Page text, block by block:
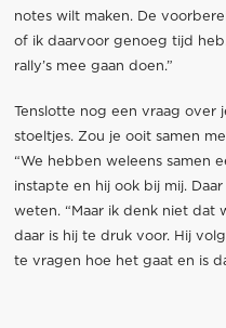
notes wilt maken. De
of ik daarvoor genoeg tijd
rally’s mee gaan doen.”
Tenslotte nog een vraag
stoeltjes. Zou je ooit samen
“We hebben weleens samen
instapte en hij ook bij mij.
weten. “Maar ik denk niet dat
daar is hij te druk voor. Hij
te vragen hoe het gaat en is